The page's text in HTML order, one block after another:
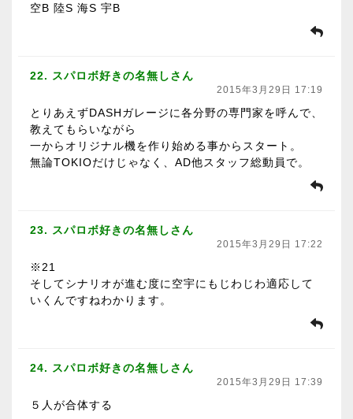
空B 陸S 海S 宇B
22. スパロボ好きの名無しさん
2015年3月29日 17:19
とりあえずDASHガレージに各分野の専門家を呼んで、
教えてもらいながら
一からオリジナル機を作り始める事からスタート。
無論TOKIOだけじゃなく、AD他スタッフ総動員で。
23. スパロボ好きの名無しさん
2015年3月29日 17:22
※21
そしてシナリオが進む度に空宇にもじわじわ適応して
いくんですねわかります。
24. スパロボ好きの名無しさん
2015年3月29日 17:39
５人が合体する